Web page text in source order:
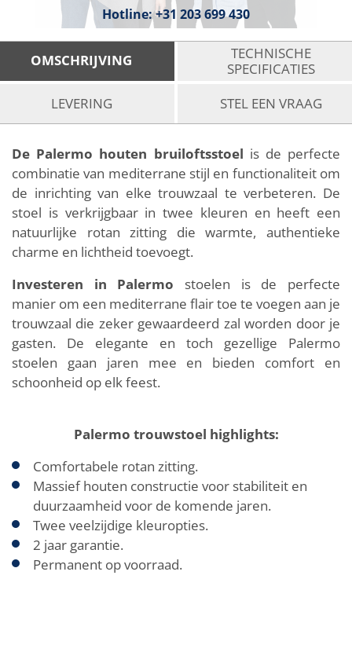
Hotline:+31 203 699 430
OMSCHRIJVING
TECHNISCHE
SPECIFICATIES
LEVERING
STEL EEN VRAAG
De Palermo houten bruiloftsstoel is de perfecte
combinatie van mediterrane stijl en functionaliteit om
de inrichting van elke trouwzaal te verbeteren. De
stoel is verkrijgbaar in twee kleuren en heeft een
natuurlijke rotan zitting die warmte, authentieke
charme en lichtheid toevoegt.
Investeren in Palermo stoelen is de perfecte
manier om een mediterrane flair toe te voegen aan je
trouwzaal die zeker gewaardeerd zal worden door je
gasten. De elegante en toch gezellige Palermo
stoelen gaan jaren mee en bieden comfort en
schoonheid op elk feest.
Palermo trouwstoel highlights:
Comfortabele rotan zitting.
Massief houten constructie voor stabiliteit en
duurzaamheid voor de komende jaren.
Twee veelzijdige kleuropties.
2 jaar garantie.
Permanent op voorraad.